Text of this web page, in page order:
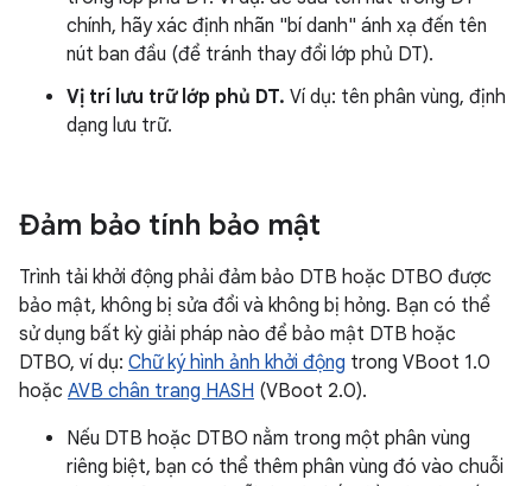
chính, hãy xác định nhãn "bí danh" ánh xạ đến tên
nút ban đầu (để tránh thay đổi lớp phủ DT).
Vị trí lưu trữ lớp phủ DT. Ví dụ: tên phân vùng, định
dạng lưu trữ.
Đảm bảo tính bảo mật
Trình tải khởi động phải đảm bảo DTB hoặc DTBO được
bảo mật, không bị sửa đổi và không bị hỏng. Bạn có thể
sử dụng bất kỳ giải pháp nào để bảo mật DTB hoặc
DTBO, ví dụ: Chữ ký hình ảnh khởi động trong VBoot 1.0
hoặc AVB chân trang HASH (VBoot 2.0).
Nếu DTB hoặc DTBO nằm trong một phân vùng
riêng biệt, bạn có thể thêm phân vùng đó vào chuỗi